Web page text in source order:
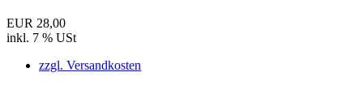
EUR 28,00
inkl. 7 % USt
zzgl. Versandkosten